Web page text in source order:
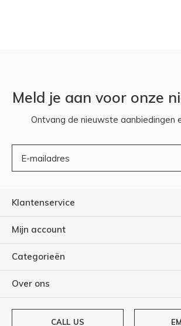
Meld je aan voor onze
Ontvang de nieuwste aanbiedingen
Klantenservice
Mijn account
Categorieën
Over ons
CALL US